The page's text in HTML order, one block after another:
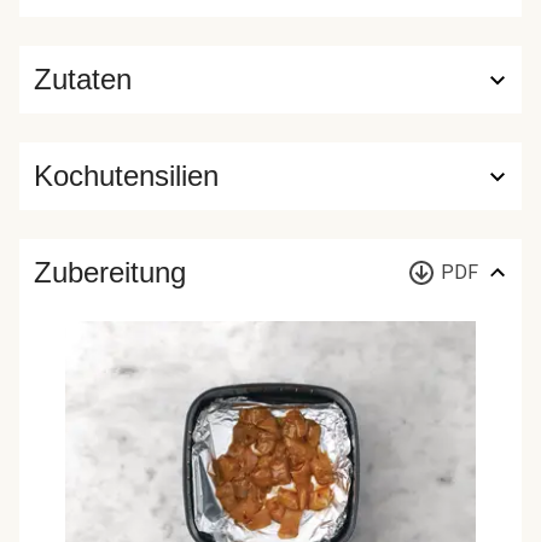
Zutaten
Kochutensilien
Zubereitung PDF